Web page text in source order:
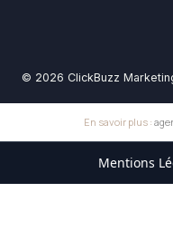
© 2026 ClickBuzz
En savoir plus :
Mentions